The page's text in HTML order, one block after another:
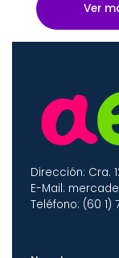
Ver
Dirección: Cra.
E-Mail:
Teléfono: (60 1)